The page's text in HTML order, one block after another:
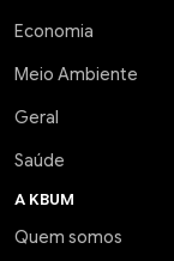
Economia
Meio Ambiente
Geral
Saúde
A KBUM
Quem somos